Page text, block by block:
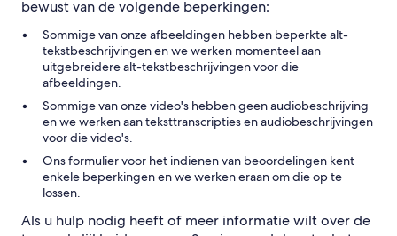
bewust van de volgende beperkingen:
Sommige van onze afbeeldingen hebben beperkte alt-
tekstbeschrijvingen en we werken momenteel aan
uitgebreidere alt-tekstbeschrijvingen voor die
afbeeldingen.
Sommige van onze video's hebben geen audiobeschrijving
en we werken aan teksttranscripties en audiobeschrijvingen
voor die video's.
Ons formulier voor het indienen van beoordelingen kent
enkele beperkingen en we werken eraan om die op te
lossen.
Als u hulp nodig heeft of meer informatie wilt over de